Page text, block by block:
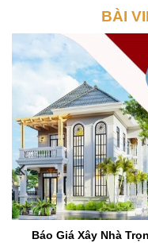
BÀI
Báo Giá Xây Nhà